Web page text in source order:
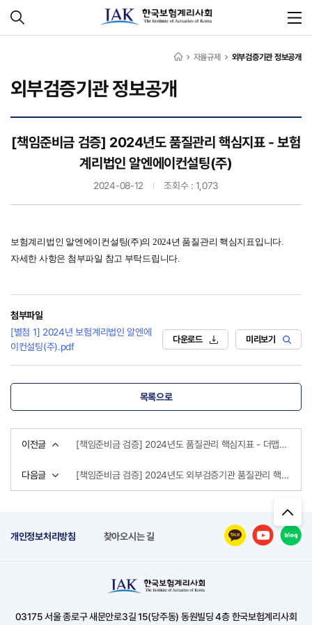
자율규제 외부검증기관 정보공개
외부검증기관 정보공개
[책임준비금 검증] 2024년도 품질관리 핵심지표 - 보험
계리법인 알엔에이컨설팅(주)
2024-08-12 조회수 : 1,073
보험계리법인 알엔에이컨설팅(주)의 2024년 품질관리 핵심지표입니다.
자세한 사항은 첨부파일 참고 부탁드립니다.
첨부파일
[별첨 1] 2024년 보험계리법인 알엔에
이컨설팅(주).pdf
다운로드 미리보기
목록으로
이전글 [책임준비금 검증] 2024년도 품질관리 핵심지표 - 더맵보험계리컨설팅(주)
다음글 [책임준비금 검증] 2024년도 외부검증기관 품질관리 핵심지표 제출현황
개인정보처리방침 찾아오시는 길
03175 서울 종로구 새문안로3길 15(당주동) 동원빌딩 4층 한국보험계리사회